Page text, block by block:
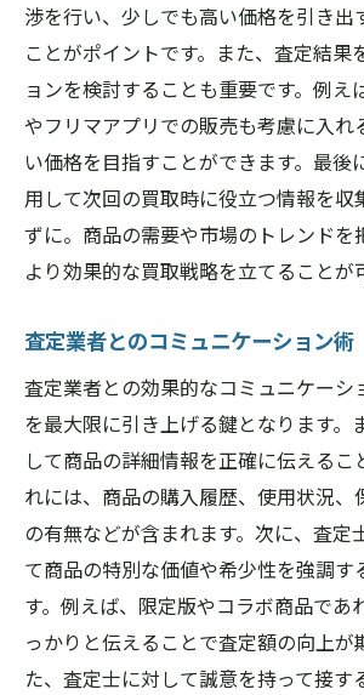
渉を行い、少しでも高い価格を引き出
ことがポイントです。また、査定結果
ョンを検討することも重要です。例え
やフリマアプリでの販売も考慮に入れ
い価格を目指すことができます。最後
用して次回の買取時に役立つ情報を収
ずに。商品の需要や市場のトレンドを
より効果的な買取戦略を立てることが
査定業者とのコミュニケーション術
査定業者との効果的なコミュニケーシ
を最大限に引き上げる鍵となります。
して商品の詳細情報を正確に伝えるこ
れには、商品の購入履歴、使用状況、
の有無などが含まれます。次に、査定
て商品の特別な価値や希少性を強調す
す。例えば、限定版やコラボ商品であ
っかりと伝えることで査定額の向上が
た、査定士に対して誠意を持って接す